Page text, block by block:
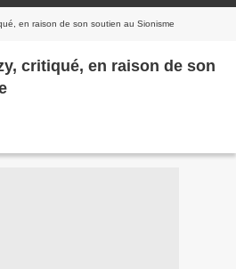
en raison de son soutien au ‎Sionisme
critiqué, en raison de son